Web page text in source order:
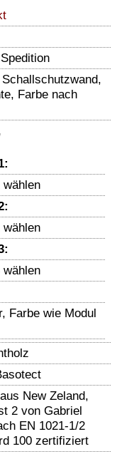
Farbe nach
Farbe wie Modul
New Zeland,
2 von Gabriel
EN 1021-1/2
100 zertifiziert